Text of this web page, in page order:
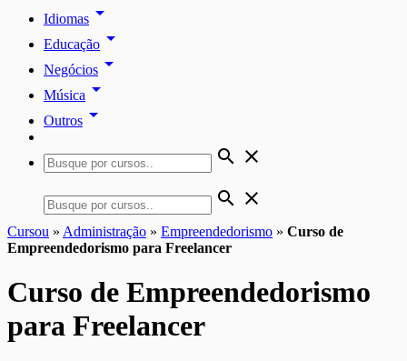
Idiomas arrow_drop_down
Educação arrow_drop_down
Negócios arrow_drop_down
Música arrow_drop_down
Outros arrow_drop_down
search close
search close
Cursou » Administração » Empreendedorismo » Curso de
Empreendedorismo para Freelancer
Curso de Empreendedorismo
para Freelancer